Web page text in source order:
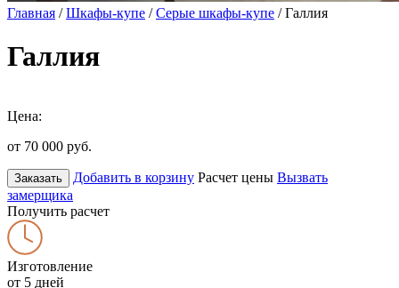
Главная /Шкафы-купе /Серые шкафы-купе / Галлия
Галлия
Цена:
от 70 000 руб.
Заказать Добавить в корзину Расчет цены Вызвать
замерщика
Получить расчет
Изготовление
от 5 дней